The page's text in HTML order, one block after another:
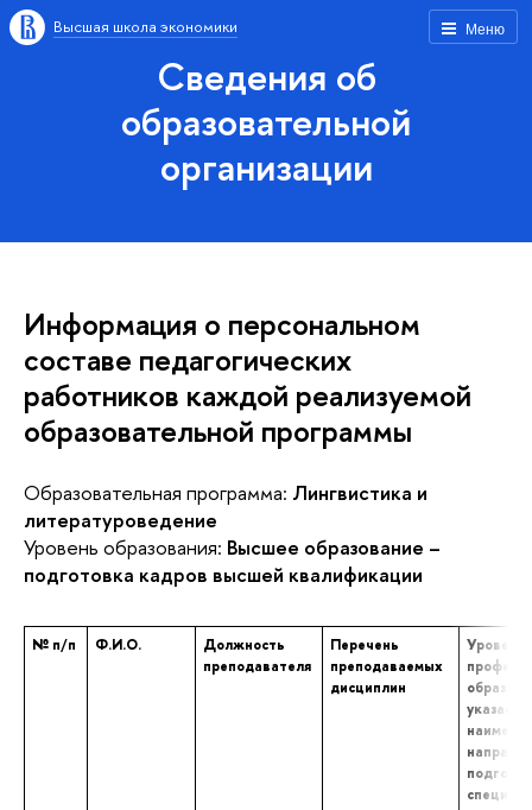
Меню
Высшая школа экономики
Сведения об
образовательной
организации
Информация о персональном
составе педагогических
работников каждой реализуемой
образовательной программы
Образовательная программа: Лингвистика и
литературоведение
Уровень образования: Высшее образование –
подготовка кадров высшей квалификации
№ п/п Ф.И.О.
Должность
преподавателя
Перечень
преподаваемых
дисциплин
Уровень